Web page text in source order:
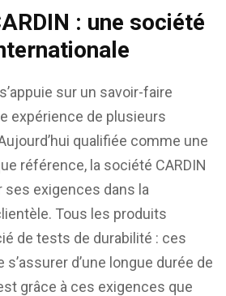
: une société
sur un savoir-faire
expérience de plusieurs
qualifiée comme une
référence, la société CARDIN
ses exigences dans la
Tous les produits
de tests de durabilité : ces
d’une longue durée de
grâce à ces exigences que